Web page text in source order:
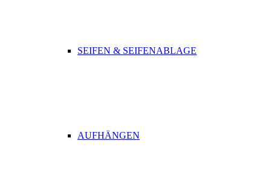
SEIFEN & SEIFENABLAGE
AUFHÄNGEN